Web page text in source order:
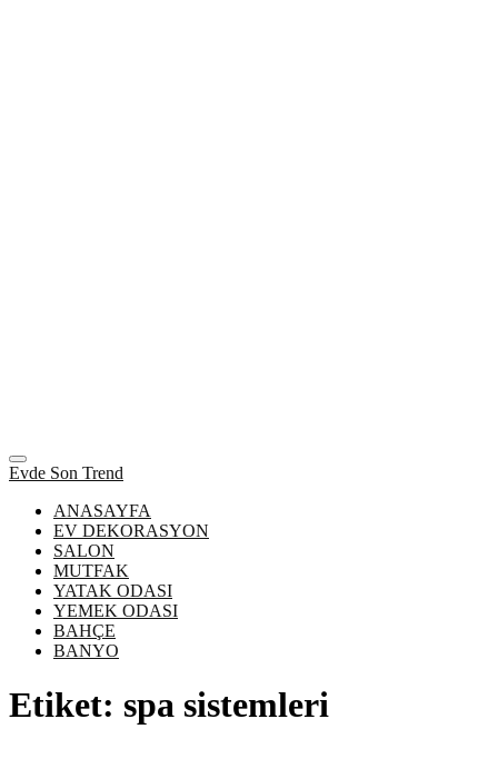
Evde Son Trend
ANASAYFA
EV DEKORASYON
SALON
MUTFAK
YATAK ODASI
YEMEK ODASI
BAHÇE
BANYO
Etiket: spa sistemleri